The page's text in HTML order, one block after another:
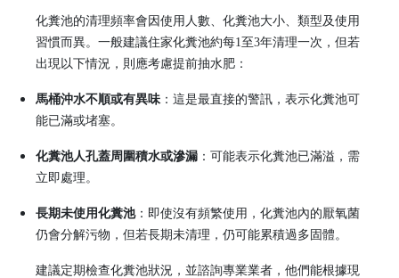
化糞池的清理頻率會因使用人數、化糞池大小、類型及使用
習慣而異。一般建議住家化糞池約每1至3年清理一次，但若
出現以下情況，則應考慮提前抽水肥：
馬桶沖水不順或有異味 ：這是最直接的警訊，表示化糞池可
能已滿或堵塞。
化糞池人孔蓋周圍積水或滲漏 ：可能表示化糞池已滿溢，需
立即處理。
長期未使用化糞池：即使沒有頻繁使用，化糞池內的厭氧菌
仍會分解污物，但若長期未清理，仍可能累積過多固體。
建議定期檢查化糞池狀況，並諮詢專業業者，他們能根據現